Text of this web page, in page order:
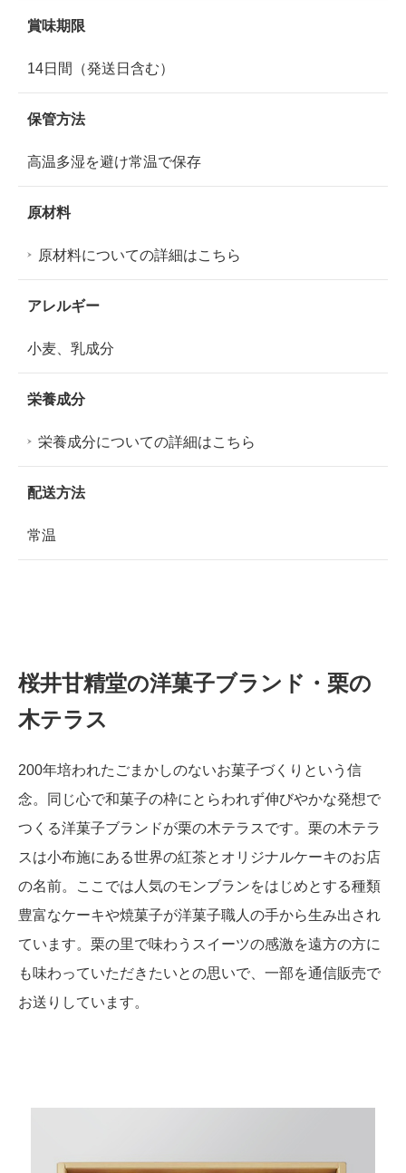
賞味期限
14日間（発送日含む）
保管方法
高温多湿を避け常温で保存
原材料
原材料についての詳細はこちら
アレルギー
小麦、乳成分
栄養成分
栄養成分についての詳細はこちら
配送方法
常温
桜井甘精堂の洋菓子ブランド・栗の
木テラス
200年培われたごまかしのないお菓子づくりという信
念。同じ心で和菓子の枠にとらわれず伸びやかな発想で
つくる洋菓子ブランドが栗の木テラスです。栗の木テラ
スは小布施にある世界の紅茶とオリジナルケーキのお店
の名前。ここでは人気のモンブランをはじめとする種類
豊富なケーキや焼菓子が洋菓子職人の手から生み出され
ています。栗の里で味わうスイーツの感激を遠方の方に
も味わっていただきたいとの思いで、一部を通信販売で
お送りしています。